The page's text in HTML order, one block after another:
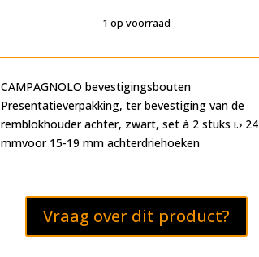
1 op voorraad
l
e
t
v
CAMPAGNOLO bevestigingsbouten
Presentatieverpakking, ter bevestiging van de
remblokhouder achter, zwart, set à 2 stuks i.› 24
mmvoor 15-19 mm achterdriehoeken
Vraag over dit product?